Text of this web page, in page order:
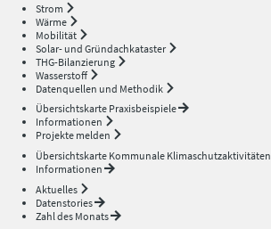
Strom
Wärme
Mobilität
Solar- und Gründachkataster
THG-Bilanzierung
Wasserstoff
Datenquellen und Methodik
Übersichtskarte Praxisbeispiele
Informationen
Projekte melden
Übersichtskarte Kommunale Klimaschutzaktivitäten
Informationen
Aktuelles
Datenstories
Zahl des Monats